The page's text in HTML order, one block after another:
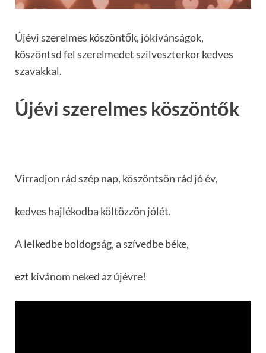
Újévi szerelmes köszöntők, jókívánságok,
köszöntsd fel szerelmedet szilveszterkor kedves
szavakkal.
Újévi szerelmes köszöntők
Virradjon rád szép nap, köszöntsön rád jó év,
kedves hajlékodba költözzön jólét.
A lelkedbe boldogság, a szívedbe béke,
ezt kívánom neked az újévre!